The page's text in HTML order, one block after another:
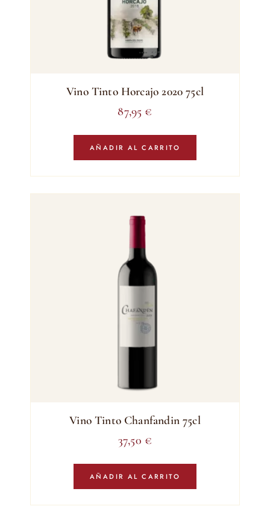
Vino Tinto Horcajo 2020 75cl
87,95 €
AÑADIR AL CARRITO
Vino Tinto Chanfandin 75cl
37,50 €
AÑADIR AL CARRITO